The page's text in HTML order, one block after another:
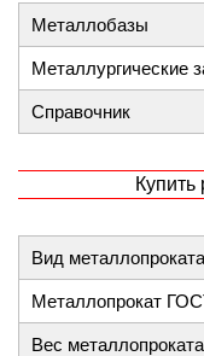
Металлобазы
Металлургические
Справочник
Вид металлопроката
Металлопрокат
Вес металлопроката